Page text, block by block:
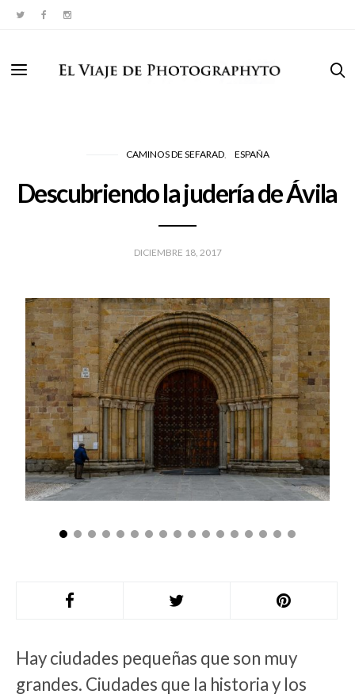
CAMINOS DE SEFARAD ESPAÑA
Descubriendo la judería de Ávila
DICIEMBRE 18, 2017
Hay ciudades pequeñas que son muy
grandes. Ciudades que la historia y los